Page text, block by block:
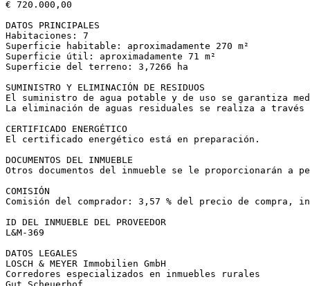
€ 720.000,00
DATOS PRINCIPALES
Habitaciones: 7
Superficie habitable: aproximadamente 270 m²
Superficie útil: aproximadamente 71 m²
Superficie del terreno: 3,7266 ha
SUMINISTRO Y ELIMINACIÓN DE RESIDUOS
El suministro de agua potable y de uso se garantiza
La eliminación de aguas residuales se realiza a
CERTIFICADO ENERGÉTICO
El certificado energético está en preparación.
DOCUMENTOS DEL INMUEBLE
Otros documentos del inmueble se le proporcionarán
COMISIÓN
Comisión del comprador: 3,57 % del precio de
ID DEL INMUEBLE DEL PROVEEDOR
L&M-369
DATOS LEGALES
LOSCH & MEYER Immobilien GmbH
Corredores especializados en inmuebles rurales